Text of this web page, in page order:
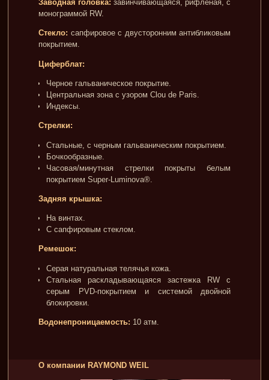
Заводная головка: завинчивающаяся, рифленая, с
монограммой RW.
Стекло: сапфировое с двусторонним антибликовым
покрытием.
Циферблат:
Черное гальваническое покрытие.
Центральная зона с узором Clou de Paris.
Индексы.
Стрелки:
Стальные, с черным гальваническим покрытием.
Бочкообразные.
Часовая/минутная стрелки покрыты белым
покрытием Super-Luminova®.
Задняя крышка:
На винтах.
С сапфировым стеклом.
Ремешок:
Серая натуральная телячья кожа.
Стальная раскладывающаяся застежка RW с
серым PVD-покрытием и системой двойной
блокировки.
Водонепроницаемость: 10 атм.
О компании RAYMOND WEIL